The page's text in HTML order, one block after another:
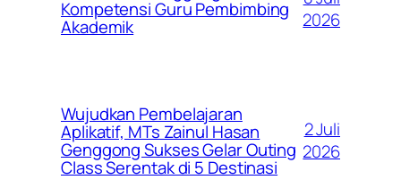
Kompetensi Guru Pembimbing
Akademik
2026
Wujudkan Pembelajaran
Aplikatif, MTs Zainul Hasan
Genggong Sukses Gelar Outing
Class Serentak di 5 Destinasi
2 Juli
2026